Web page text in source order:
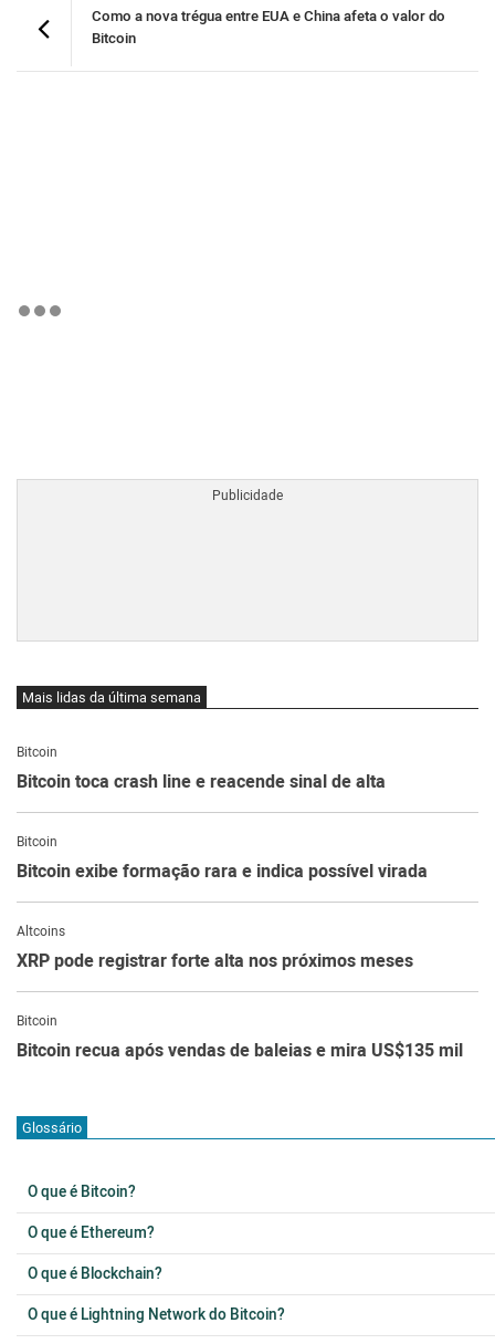
Como a nova trégua entre EUA e China afeta o valor do
Bitcoin
Mais lidas da última semana
Bitcoin
Bitcoin toca crash line e reacende sinal de alta
Bitcoin
Bitcoin exibe formação rara e indica possível virada
Altcoins
XRP pode registrar forte alta nos próximos meses
Bitcoin
Bitcoin recua após vendas de baleias e mira US$135 mil
Glossário
O que é Bitcoin?
O que é Ethereum?
O que é Blockchain?
O que é Lightning Network do Bitcoin?